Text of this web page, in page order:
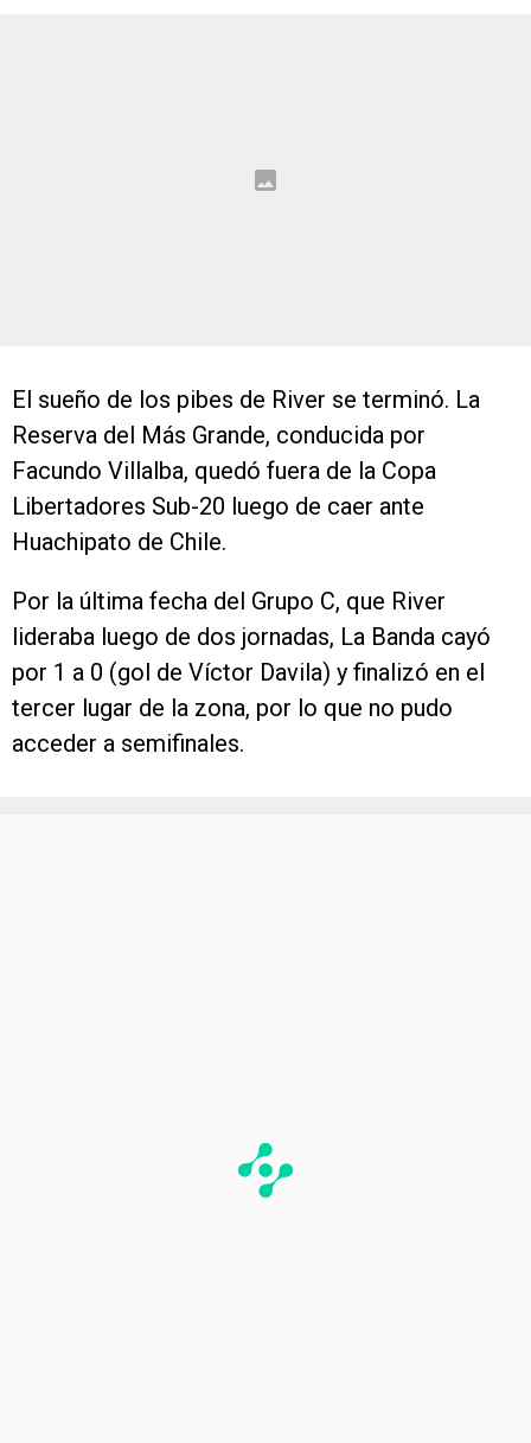
El sueño de los pibes de River se terminó. La
Reserva del Más Grande, conducida por
Facundo Villalba, quedó fuera de la Copa
Libertadores Sub-20 luego de caer ante
Huachipato de Chile.
Por la última fecha del Grupo C, que River
lideraba luego de dos jornadas, La Banda cayó
por 1 a 0 (gol de Víctor Davila) y finalizó en el
tercer lugar de la zona, por lo que no pudo
acceder a semifinales.